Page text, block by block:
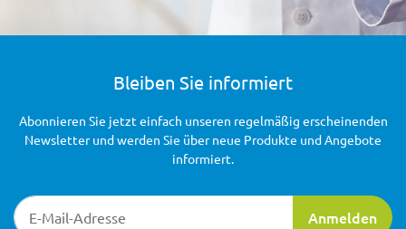
Bleiben Sie informiert
Newsletter-Registrierung
Anmelden
Abonnieren Sie jetzt einfach unseren regelmäßig erscheinenden
Newsletter und werden Sie über neue Produkte und Angebote
informiert.